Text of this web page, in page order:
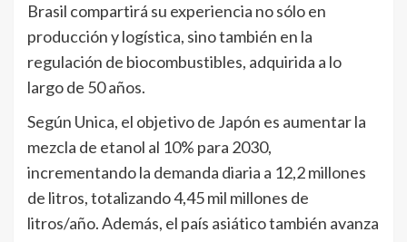
Brasil compartirá su experiencia no sólo en
producción y logística, sino también en la
regulación de biocombustibles, adquirida a lo
largo de 50 años.
Según Unica, el objetivo de Japón es aumentar la
mezcla de etanol al 10% para 2030,
incrementando la demanda diaria a 12,2 millones
de litros, totalizando 4,45 mil millones de
litros/año. Además, el país asiático también avanza